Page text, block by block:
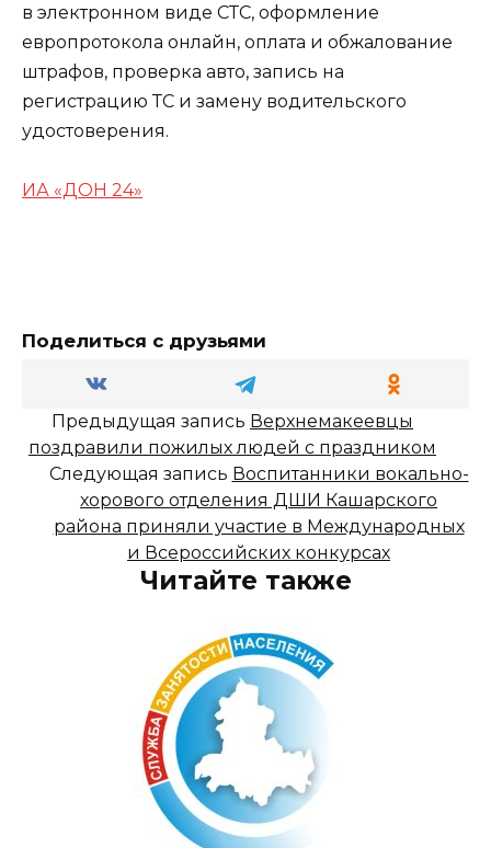
в электронном виде СТС, оформление
европротокола онлайн, оплата и обжалование
штрафов, проверка авто, запись на
регистрацию ТС и замену водительского
удостоверения.
ИА «ДОН 24»
Поделиться с друзьями
Предыдущая запись Верхнемакеевцы
поздравили пожилых людей с праздником
Следующая запись Воспитанники вокально-
хорового отделения ДШИ Кашарского
района приняли участие в Международных
и Всероссийских конкурсах
Читайте также